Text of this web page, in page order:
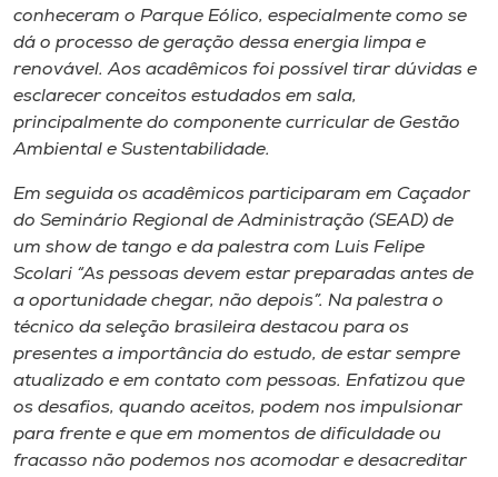
Editora
Rádio
Unoesc
Store
Selecione
conheceram o Parque Eólico, especialmente como se
dá o processo de geração dessa energia limpa e
renovável. Aos acadêmicos foi possível tirar dúvidas e
esclarecer conceitos estudados em sala,
principalmente do componente curricular de Gestão
Ambiental e Sustentabilidade.
Em seguida os acadêmicos participaram em Caçador
do Seminário Regional de Administração (SEAD) de
um show de tango e da palestra com Luis Felipe
Scolari “As pessoas devem estar preparadas antes de
a oportunidade chegar, não depois”. Na palestra o
técnico da seleção brasileira destacou para os
presentes a importância do estudo, de estar sempre
atualizado e em contato com pessoas. Enfatizou que
os desafios, quando aceitos, podem nos impulsionar
para frente e que em momentos de dificuldade ou
fracasso não podemos nos acomodar e desacreditar